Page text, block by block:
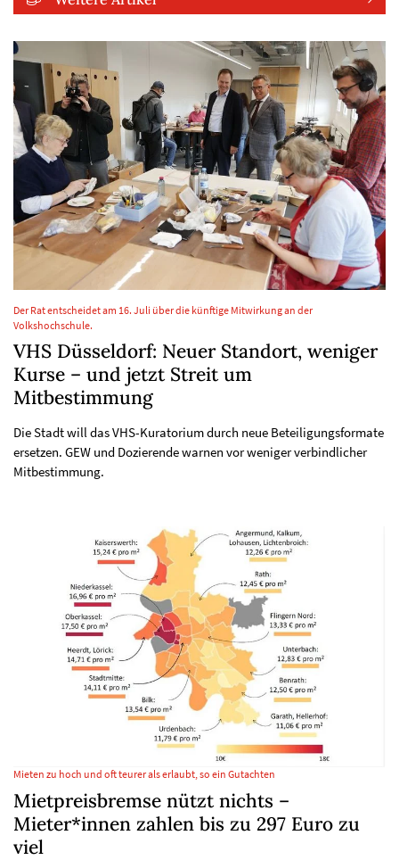
Der Rat entscheidet am 16. Juli über die künftige Mitwirkung an der
Volkshochschule.
VHS Düsseldorf: Neuer Standort, weniger
Kurse – und jetzt Streit um
Mitbestimmung
Die Stadt will das VHS-Kuratorium durch neue Beteiligungsformate
ersetzen. GEW und Dozierende warnen vor weniger verbindlicher
Mitbestimmung.
Mieten zu hoch und oft teurer als erlaubt, so ein Gutachten
Mietpreisbremse nützt nichts –
Mieter*innen zahlen bis zu 297 Euro zu
viel